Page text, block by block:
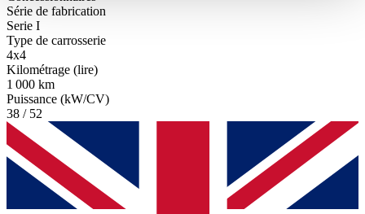
haben oder die sie im Rahmen Ihrer Nutzung der Dienste
gesammelt haben.
Série de fabrication
Serie I
Type de carrosserie
4x4
Kilométrage (lire)
1 000 km
Puissance (kW/CV)
38 / 52